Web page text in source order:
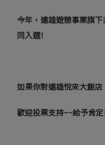
今年，遠雄遊憩事業旗
同入選!
如果你對遠雄悅來大飯
歡迎投票支持~~給予肯